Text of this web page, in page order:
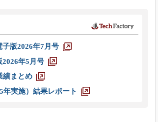
版2026年7月号
年5月号
績まとめ
実施）結果レポート